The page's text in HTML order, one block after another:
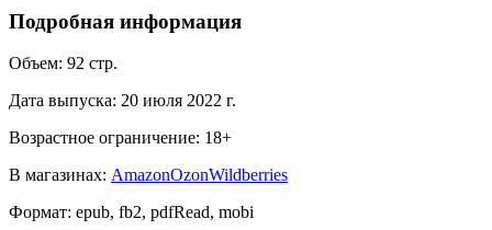
Подробная информация
Объем: 92 стр.
Дата выпуска: 20 июля 2022 г.
Возрастное ограничение: 18+
В магазинах: AmazonOzonWildberries
Формат: epub, fb2, pdfRead, mobi